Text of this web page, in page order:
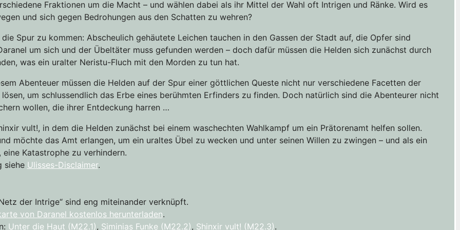
Fraktionen um die Macht – und wählen dabei als ihr Mittel der Wahl oft Intrigen und Ränke. Wird es
und sich gegen Bedrohungen aus den Schatten zu wehren?
Spur zu kommen: Abscheulich gehäutete Leichen tauchen in den Gassen der Stadt auf, die Opfer sind
um sich und der Übeltäter muss gefunden werden – doch dafür müssen die Helden sich zunächst durch
was ein uralter Neristu-Fluch mit den Morden zu tun hat.
Abenteuer müssen die Helden auf der Spur einer göttlichen Queste nicht nur verschiedene Facetten der
um schlussendlich das Erbe eines berühmten Erfinders zu finden. Doch natürlich sind die Abenteurer nicht
wollen, die ihrer Entdeckung harren …
vult!, in dem die Helden zunächst bei einem waschechten Wahlkampf um ein Prätorenamt helfen sollen.
möchte das Amt erlangen, um ein uraltes Übel zu wecken und unter seinen Willen zu zwingen – und als ein
Katastrophe zu verhindern.
siehe Ulisses-Disclaimer.
der Intrige“ sind eng miteinander verknüpft.
von Daranel kostenlos herunterladen.
Unter die Haut (M22.1), Siminias Funke (M22.2), Shinxir vult! (M22.3).